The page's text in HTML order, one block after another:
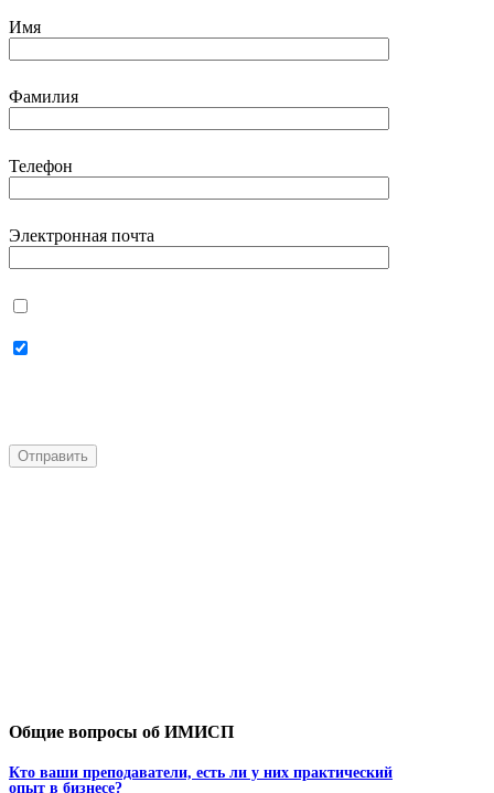
Имя
Фамилия
Телефон
Электронная почта
Общие вопросы об ИМИСП
Кто ваши преподаватели, есть ли у них практический
опыт в бизнесе?